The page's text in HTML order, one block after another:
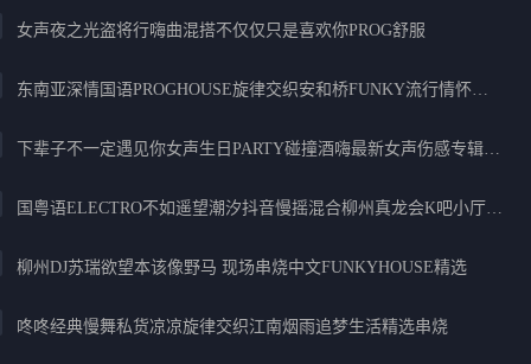
女声夜之光盗将行嗨曲混搭不仅仅只是喜欢你PROG舒服
东南亚深情国语PROGHOUSE旋律交织安和桥FUNKY流行情怀串烧
下辈子不一定遇见你女声生日PARTY碰撞酒嗨最新女声伤感专辑实录
国粤语ELECTRO不如遥望潮汐抖音慢摇混合柳州真龙会K吧小厅小康混音
柳州DJ苏瑞欲望本该像野马 现场串烧中文FUNKYHOUSE精选
咚咚经典慢舞私货凉凉旋律交织江南烟雨追梦生活精选串烧